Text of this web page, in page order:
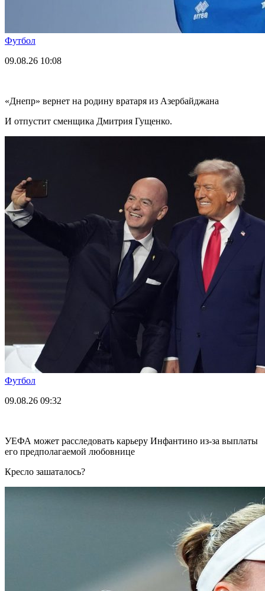
Футбол
09.08.26 10:08
«Днепр» вернет на родину вратаря из Азербайджана
И отпустит сменщика Дмитрия Гущенко.
Футбол
09.08.26 09:32
УЕФА может расследовать карьеру Инфантино из-за выплаты
его предполагаемой любовнице
Кресло зашаталось?